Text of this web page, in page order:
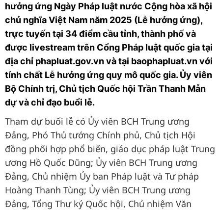
hưởng ứng Ngày Pháp luật nước Cộng hòa xã hội
chủ nghĩa Việt Nam năm 2025 (Lễ hưởng ứng),
trực tuyến tại 34 điểm cầu tỉnh, thành phố và
được livestream trên Cổng Pháp luật quốc gia tại
địa chỉ phapluat.gov.vn và tại baophapluat.vn với
tính chất Lễ hưởng ứng quy mô quốc gia. Ủy viên
Bộ Chính trị, Chủ tịch Quốc hội Trần Thanh Mẫn
dự và chỉ đạo buổi lễ.
Tham dự buổi lễ có Ủy viên BCH Trung ương
Đảng, Phó Thủ tướng Chính phủ, Chủ tịch Hội
đồng phối hợp phổ biến, giáo dục pháp luật Trung
ương Hồ Quốc Dũng; Ủy viên BCH Trung ương
Đảng, Chủ nhiệm Ủy ban Pháp luật và Tư pháp
Hoàng Thanh Tùng; Ủy viên BCH Trung ương
Đảng, Tổng Thư ký Quốc hội, Chủ nhiệm Văn